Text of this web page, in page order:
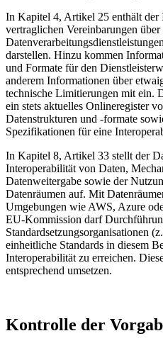
In Kapitel 4, Artikel 25 enthält der
vertraglichen Vereinbarungen über
darstellen. Hinzu kommen
und Formate für den
anderem Informationen über
technische Limitierungen mit ein.
ein stets aktuelles Onlineregister
Datenstrukturen und -formate
Spezifikationen für eine
In Kapitel 8, Artikel 33 stellt der
Interoperabilität von Daten,
Datenweitergabe sowie der
Datenräumen auf. Mit
Umgebungen wie AWS, Azure
EU-Kommission darf
Standardsetzungsorganisationen
einheitliche Standards in diesem
Interoperabilität zu erreichen.
entsprechend umsetzen.
Kontrolle der